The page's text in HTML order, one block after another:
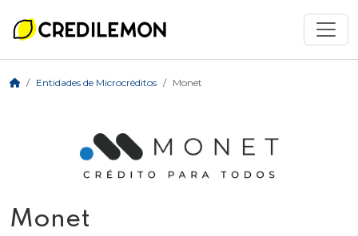
Entidades de Microcréditos Monet
Monet